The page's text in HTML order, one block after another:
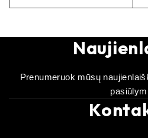
Prenumeruok mūsų